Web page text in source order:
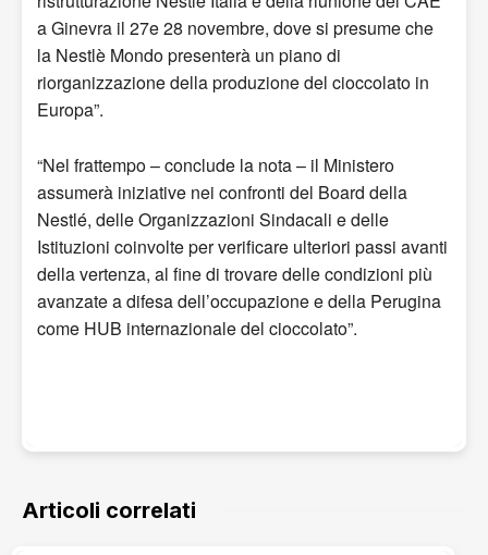
a Ginevra il 27e 28 novembre, dove si presume che
la Nestlè Mondo presenterà un piano di
riorganizzazione della produzione del cioccolato in
Europa”.
“Nel frattempo – conclude la nota – il Ministero
assumerà iniziative nei confronti del Board della
Nestlé, delle Organizzazioni Sindacali e delle
Istituzioni coinvolte per verificare ulteriori passi avanti
della vertenza, al fine di trovare delle condizioni più
avanzate a difesa dell’occupazione e della Perugina
come HUB internazionale del cioccolato”.
Articoli correlati